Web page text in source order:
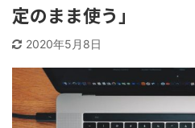
定のまま使う」
2020年5月8日